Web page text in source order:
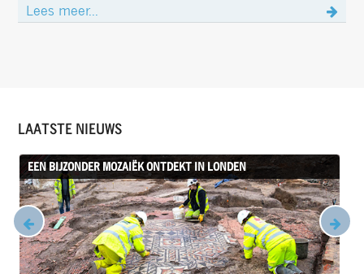
Lees meer...
LAATSTE NIEUWS
EEN BIJZONDER MOZAIËK ONTDEKT IN LONDEN